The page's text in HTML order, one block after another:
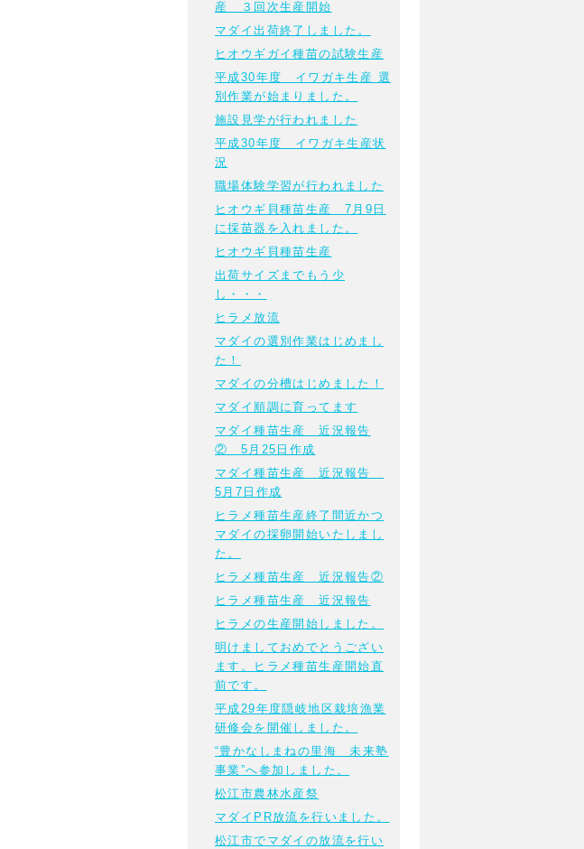
産 ３回次生産開始
マダイ出荷終了しました。
ヒオウギガイ種苗の試験生産
平成30年度 イワガキ生産 選
別作業が始まりました。
施設見学が行われました
平成30年度 イワガキ生産状
況
職場体験学習が行われました
ヒオウギ貝種苗生産 7月9日
に採苗器を入れました。
ヒオウギ貝種苗生産
出荷サイズまでもう少
し・・・
ヒラメ放流
マダイの選別作業はじめまし
た！
マダイの分槽はじめました！
マダイ順調に育ってます
マダイ種苗生産 近況報告
② 5月25日作成
マダイ種苗生産 近況報告
5月7日作成
ヒラメ種苗生産終了間近かつ
マダイの採卵開始いたしまし
た。
ヒラメ種苗生産 近況報告②
ヒラメ種苗生産 近況報告
ヒラメの生産開始しました。
明けましておめでとうござい
ます。ヒラメ種苗生産開始直
前です。
平成29年度隠岐地区栽培漁業
研修会を開催しました。
“豊かなしまねの里海 未来塾
事業”へ参加しました。
松江市農林水産祭
マダイPR放流を行いました。
松江市でマダイの放流を行い